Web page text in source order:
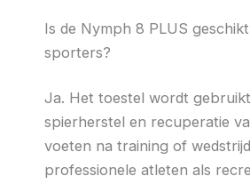
Is de Nymph 8 PLUS
sporters?
Ja. Het toestel wordt
spierherstel en recuperatie
voeten na training of
professionele atleten als